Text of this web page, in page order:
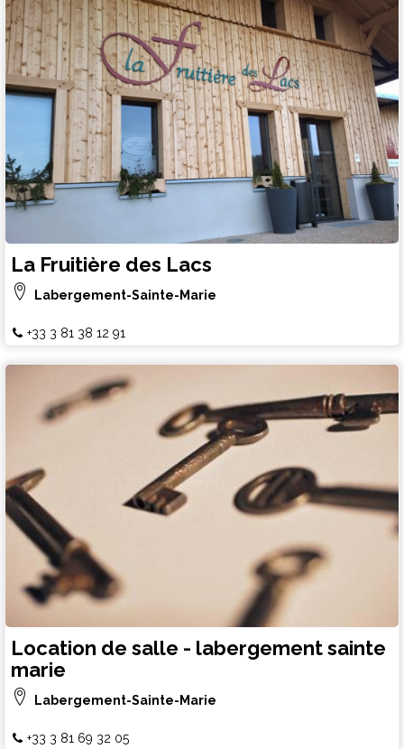
La Fruitière des Lacs
Labergement-Sainte-Marie
+33 3 81 38 12 91
Location de salle - labergement sainte
marie
Labergement-Sainte-Marie
+33 3 81 69 32 05